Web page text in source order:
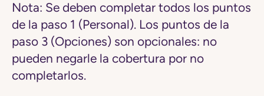
Nota: Se deben completar todos los puntos
de la paso 1 (Personal). Los puntos de la
paso 3 (Opciones) son opcionales: no
pueden negarle la cobertura por no
completarlos.